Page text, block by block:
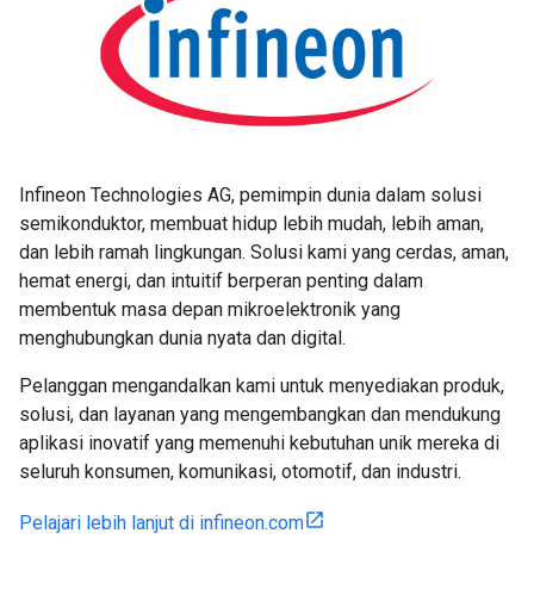
Infineon Technologies AG, pemimpin dunia dalam solusi
semikonduktor, membuat hidup lebih mudah, lebih aman,
dan lebih ramah lingkungan. Solusi kami yang cerdas, aman,
hemat energi, dan intuitif berperan penting dalam
membentuk masa depan mikroelektronik yang
menghubungkan dunia nyata dan digital.
Pelanggan mengandalkan kami untuk menyediakan produk,
solusi, dan layanan yang mengembangkan dan mendukung
aplikasi inovatif yang memenuhi kebutuhan unik mereka di
seluruh konsumen, komunikasi, otomotif, dan industri.
Pelajari lebih lanjut di infineon.com